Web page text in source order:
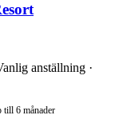
anställning ·
till 6 månader